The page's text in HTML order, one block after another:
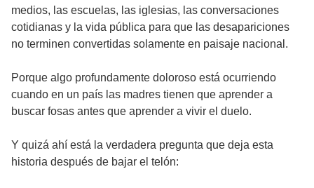
medios, las escuelas, las iglesias, las conversaciones
cotidianas y la vida pública para que las desapariciones
no terminen convertidas solamente en paisaje nacional.
Porque algo profundamente doloroso está ocurriendo
cuando en un país las madres tienen que aprender a
buscar fosas antes que aprender a vivir el duelo.
Y quizá ahí está la verdadera pregunta que deja esta
historia después de bajar el telón: